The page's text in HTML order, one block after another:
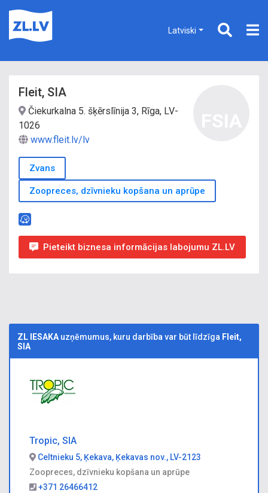
Latviski
Fleit, SIA
Čiekurkalna 5. šķērslīnija 3, Rīga, LV-
1026
www.fleit.lv/lv
Zvans
Zoopreces, dzīvnieku kopšana un aprūpe
Pieteikt biznesa informācijas labojumu ZL.LV
ZL IESAKA uzņēmumus, kuru darbība var būt līdzīga Fleit,
SIA
Tropic, SIA
Celtnieku 5, Ķekava, Ķekavas nov., LV-2123
Zoopreces, dzīvnieku kopšana un aprūpe
+371 26466412